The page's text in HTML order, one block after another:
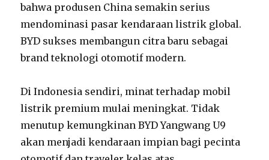
bahwa produsen China semakin serius
mendominasi pasar kendaraan listrik global.
BYD sukses membangun citra baru sebagai
brand teknologi otomotif modern.
Di Indonesia sendiri, minat terhadap mobil
listrik premium mulai meningkat. Tidak
menutup kemungkinan BYD Yangwang U9
akan menjadi kendaraan impian bagi pecinta